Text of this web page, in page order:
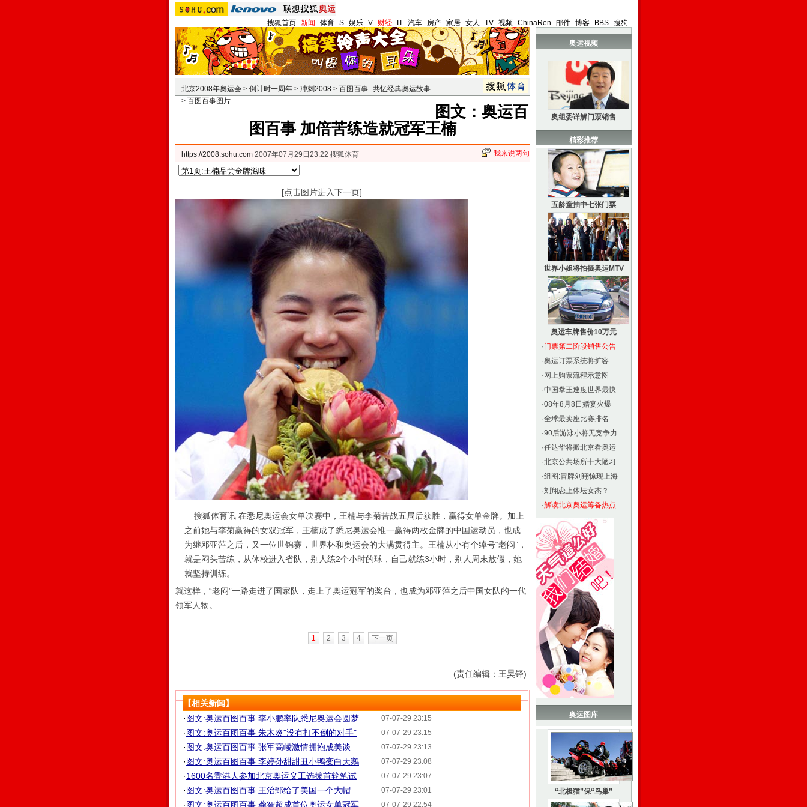
搜狐首页-新闻 -体育-S-娱乐-V- 财经- IT-汽车- 房产-家居-女人 -TV-视频-ChinaRen -邮件-博客- BBS-搜狗
北京2008年奥运会 > 倒计时一周年 > 冲刺2008 > 百图百事--共忆经典奥运故事
> 百图百事图片
图文：奥运百
图百事 加倍苦练造就冠军王楠
https://2008.sohu.com 2007年07月29日23:22 搜狐体育 我来说两句
[点击图片进入下一页]
搜狐体育讯 在悉尼奥运会女单决赛中，王楠与李菊苦战五局后获胜，赢得女单金牌。加上
之前她与李菊赢得的女双冠军，王楠成了悉尼奥运会惟一赢得两枚金牌的中国运动员，也成
为继邓亚萍之后，又一位世锦赛，世界杯和奥运会的大满贯得主。王楠从小有个绰号“老闷”，
就是闷头苦练，从体校进入省队，别人练2个小时的球，自己就练3小时，别人周末放假，她
就坚持训练。
就这样，“老闷”一路走进了国家队，走上了奥运冠军的奖台，也成为邓亚萍之后中国女队的一代
领军人物。
1 2 3 4 下一页
(责任编辑：王昊铎)
【相关新闻】
07-07-29 23:15
·图文:奥运百图百事 李小鹏率队悉尼奥运会圆梦
07-07-29 23:15
·图文:奥运百图百事 朱木炎"没有打不倒的对手"
07-07-29 23:13
·图文:奥运百图百事 张军高崚激情拥抱成美谈
07-07-29 23:08
·图文:奥运百图百事 李婷孙甜甜丑小鸭变白天鹅
07-07-29 23:07
·1600名香港人参加北京奥运义工选拔首轮笔试
07-07-29 23:01
·图文:奥运百图百事 王治郅给了美国一个大帽
07-07-29 22:54
·图文:奥运百图百事 龚智超成首位奥运女单冠军
奥运视频
奥组委详解门票销售
精彩推荐
五龄童抽中七张门票
世界小姐将拍摄奥运MTV
奥运车牌售价10万元
·门票第二阶段销售公告
·奥运订票系统将扩容
· 网上购票流程示意图
·中国拳王速度世界最快
·08年8月8日婚宴火爆
·全球最卖座比赛排名
·90后游泳小将无竞争力
·任达华将搬北京看奥运
·北京公共场所十大陋习
·组图:冒牌刘翔惊现上海
·刘翔恋上体坛女杰？
·解读北京奥运筹备热点
奥运图库
“北极猫”保“鸟巢”